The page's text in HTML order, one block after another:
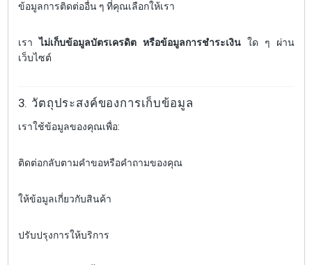
ข้อมูลการติดต่ออื่น ๆ ที่คุณเลือกให้เรา
เราไม่เก็บข้อมูลบัตรเครดิต หรือข้อมูลการชำระเงินใด ๆ ผ่าน
เว็บไซต์
3. วัตถุประสงค์ของการเก็บข้อมูล
เราใช้ข้อมูลของคุณเพื่อ:
ติดต่อกลับตามคำขอหรือคำถามของคุณ
ให้ข้อมูลเกี่ยวกับสินค้า
ปรับปรุงการให้บริการ